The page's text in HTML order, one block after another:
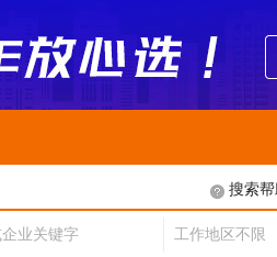
搜索帮
业关键字 工作地区不限